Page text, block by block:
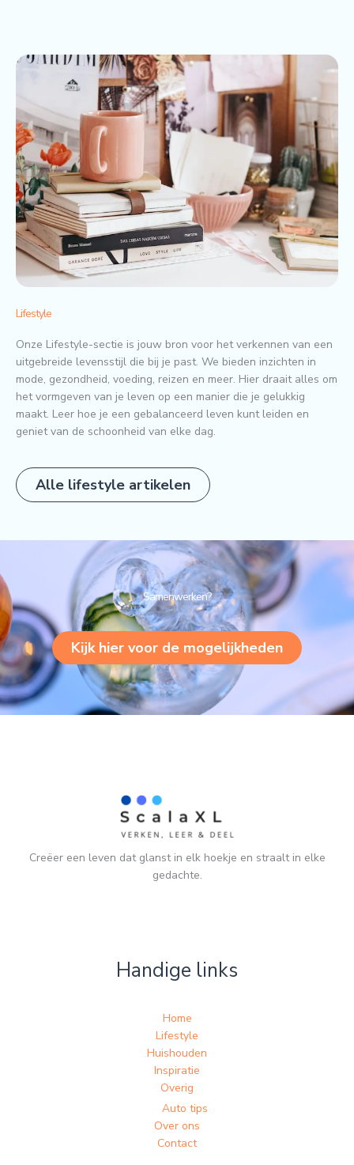
Lifestyle
Onze Lifestyle-sectie is jouw bron voor het verkennen van een
uitgebreide levensstijl die bij je past. We bieden inzichten in
mode, gezondheid, voeding, reizen en meer. Hier draait alles om
het vormgeven van je leven op een manier die je gelukkig
maakt. Leer hoe je een gebalanceerd leven kunt leiden en
geniet van de schoonheid van elke dag.
Alle lifestyle artikelen
Samenwerken?
Kijk hier voor de mogelijkheden
Creëer een leven dat glanst in elk hoekje en straalt in elke
gedachte.
Handige links
Home
Lifestyle
Huishouden
Inspiratie
Overig
Auto tips
Over ons
Contact